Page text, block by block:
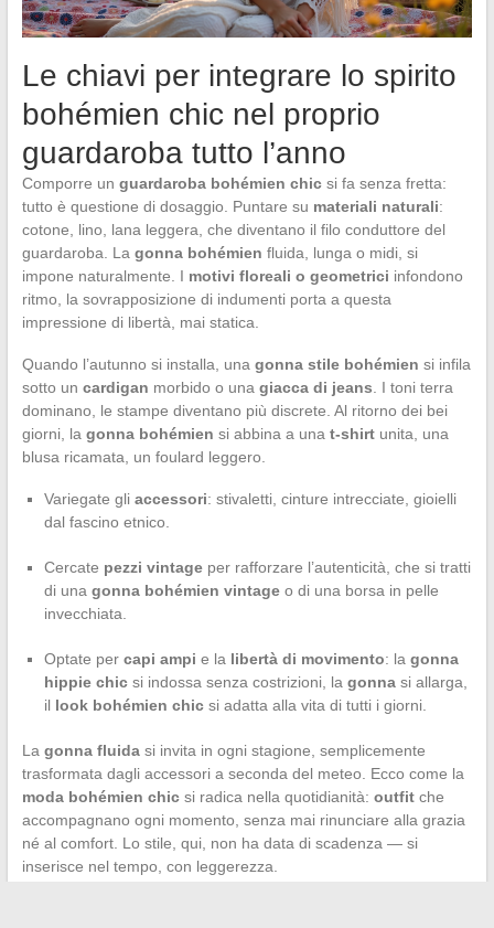
Le chiavi per integrare lo spirito
bohémien chic nel proprio
guardaroba tutto l’anno
Comporre un guardaroba bohémien chicsi fa senza fretta:
tutto è questione di dosaggio. Puntare su materiali naturali:
cotone, lino, lana leggera, che diventano il filo conduttore del
guardaroba. La gonna bohémien fluida, lunga o midi, si
impone naturalmente. I motivi floreali o geometrici infondono
ritmo, la sovrapposizione di indumenti porta a questa
impressione di libertà, mai statica.
Quando l’autunno si installa, una gonna stile bohémien si infila
sotto un cardigan morbido o una giacca di jeans . I toni terra
dominano, le stampe diventano più discrete. Al ritorno dei bei
giorni, la gonna bohémien si abbina a una t-shirtunita, una
blusa ricamata, un foulard leggero.
Variegate gli accessori: stivaletti, cinture intrecciate, gioielli
dal fascino etnico.
Cercate pezzi vintageper rafforzare l’autenticità, che si tratti
di una gonna bohémien vintageo di una borsa in pelle
invecchiata.
Optate per capi ampi e la libertà di movimento: la gonna
hippie chicsi indossa senza costrizioni, la gonnasi allarga,
il look bohémien chicsi adatta alla vita di tutti i giorni.
La gonna fluidasi invita in ogni stagione, semplicemente
trasformata dagli accessori a seconda del meteo. Ecco come la
moda bohémien chicsi radica nella quotidianità: outfitche
accompagnano ogni momento, senza mai rinunciare alla grazia
né al comfort. Lo stile, qui, non ha data di scadenza — si
inserisce nel tempo, con leggerezza.